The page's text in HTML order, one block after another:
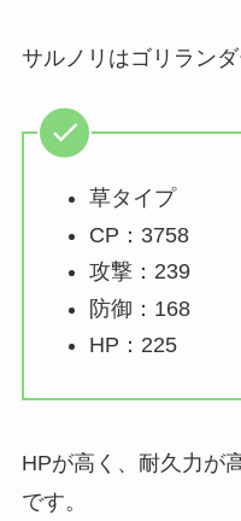
サルノリはゴリランダ
草タイプ
CP：3758
攻撃：239
防御：168
HP：225
HPが高く、耐久力が
です。